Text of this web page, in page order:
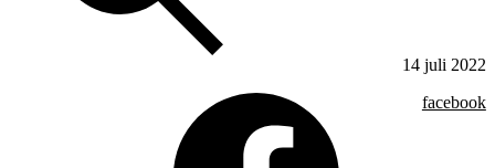
14 juli 2022
facebook